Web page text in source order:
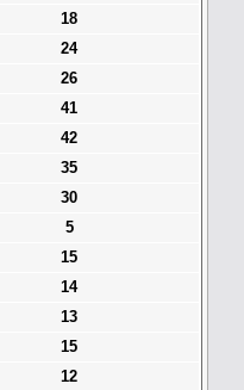
18
24
26
41
42
35
30
5
15
14
13
15
12